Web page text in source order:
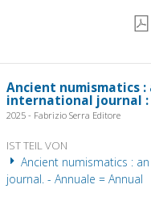
Ancient numismatics :
international journal :
2025 - Fabrizio Serra Editore
IST TEIL VON
Ancient numismatics :
journal. - Annuale = Annual